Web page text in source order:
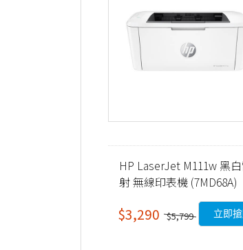
設計工程
Z6
OmniBook
HP LaserJet M111w 黑
射 無線印表機 (7MD68A)
$3,290 $5,799 立即